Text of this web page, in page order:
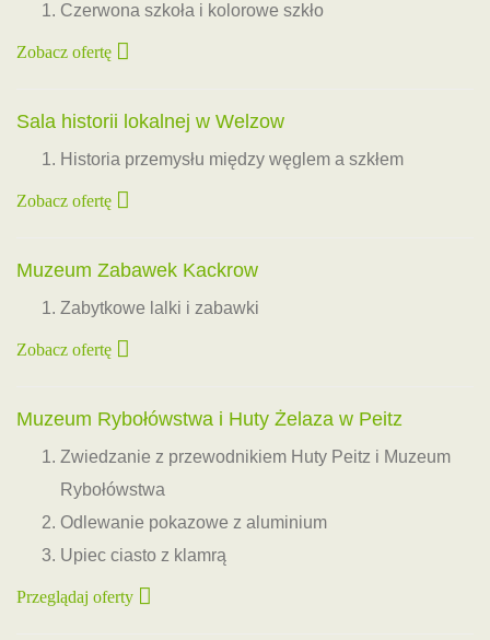
Czerwona szkoła i kolorowe szkło
Zobacz ofertę
Sala historii lokalnej w Welzow
Historia przemysłu między węglem a szkłem
Zobacz ofertę
Muzeum Zabawek Kackrow
Zabytkowe lalki i zabawki
Zobacz ofertę
Muzeum Rybołówstwa i Huty Żelaza w Peitz
Zwiedzanie z przewodnikiem Huty Peitz i Muzeum
Rybołówstwa
Odlewanie pokazowe z aluminium
Upiec ciasto z klamrą
Przeglądaj oferty